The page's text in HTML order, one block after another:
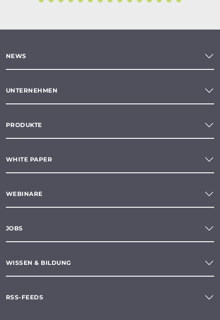
NEWS
UNTERNEHMEN
PRODUKTE
WHITE PAPER
WEBINARE
JOBS
WISSEN & BILDUNG
RSS-FEEDS